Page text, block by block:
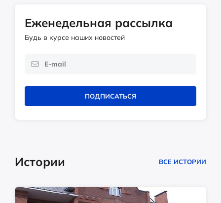
Еженедельная рассылка
Будь в курсе наших новостей
ПОДПИСАТЬСЯ
Истории ВСЕ ИСТОРИИ